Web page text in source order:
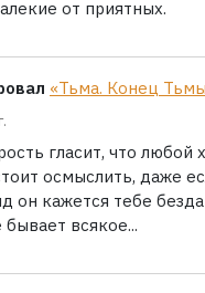
от приятных.
«Тьма. Конец
гласит, что любой
осмыслить, даже
он кажется тебе
всякое...